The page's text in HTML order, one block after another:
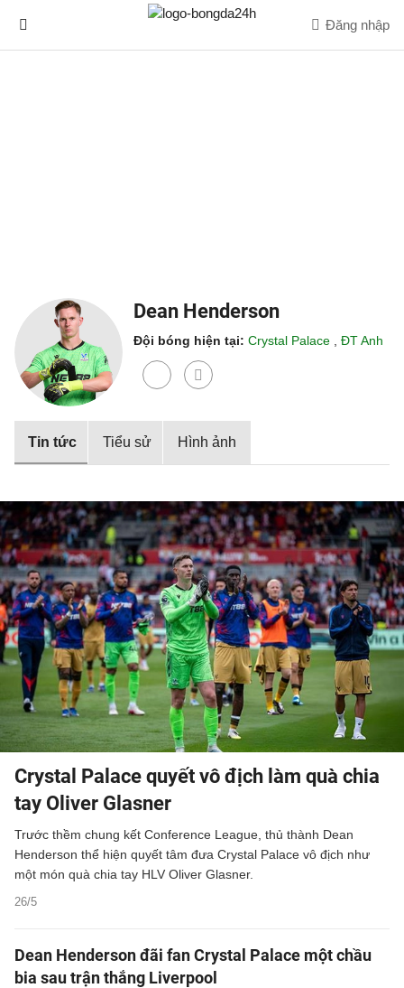
Đăng nhập
Dean Henderson
Đội bóng hiện tại: Crystal Palace ĐT Anh
Tin tức Tiểu sử Hình ảnh
Crystal Palace quyết vô địch làm quà chia
tay Oliver Glasner
Trước thềm chung kết Conference League, thủ thành Dean
Henderson thể hiện quyết tâm đưa Crystal Palace vô địch như
một món quà chia tay HLV Oliver Glasner.
26/5
Dean Henderson đãi fan Crystal Palace một chầu
bia sau trận thắng Liverpool